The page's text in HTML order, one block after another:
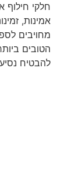
חלקי חילוף
אמינות,
מחויבים
הטובים
להבטיח